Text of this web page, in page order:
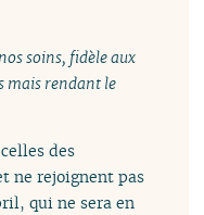
soins, fidèle aux
mais rendant le
des
ne rejoignent pas
qui ne sera en